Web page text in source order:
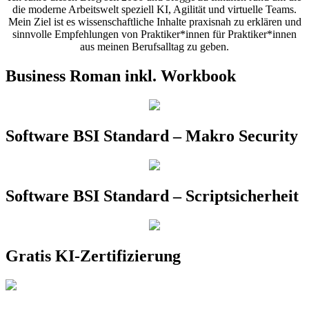
die moderne Arbeitswelt speziell KI, Agilität und virtuelle Teams.
Mein Ziel ist es wissenschaftliche Inhalte praxisnah zu erklären und
sinnvolle Empfehlungen von Praktiker*innen für Praktiker*innen
aus meinen Berufsalltag zu geben.
Business Roman inkl. Workbook
Software BSI Standard – Makro Security
Software BSI Standard – Scriptsicherheit
Gratis KI-Zertifizierung